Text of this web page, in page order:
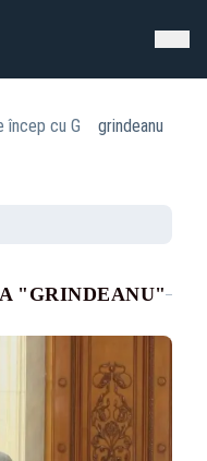
încep cu G grindeanu
"GRINDEANU"